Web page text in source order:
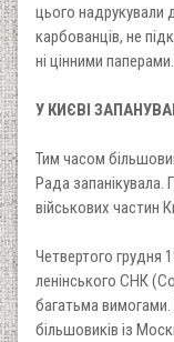
цього надрукували
карбованців, не
ні цінними паперами.
У КИЄВІ
Тим часом
Рада запанікувала.
військових частин
Четвертого грудня
ленінського СНК
багатьма вимогами.
більшовиків із